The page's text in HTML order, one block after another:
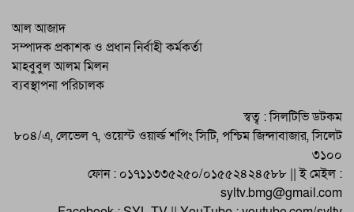
বিভিন্ন উপকমিটি গঠন
ওসমানীনগর উপজেলায় চেয়ার‌ম্যান পদে
আওয়ামী লীগ প্রার্থী শামীম আহমদ ভিপি
বিজয়ী<>জগন্নাথপুর উপজেলায় চেয়ার‌ম্যান
পদে আওয়ামী লীগ প্রার্থী আকমল হোসেন
বিজয়ের পথে<>বিশ্বনাথ পৌরসভায় মেয়র
আল আজাদ
সম্পাদক প্রকাশক ও প্রধান নির্বাহী কর্মকর্তা
মাহবুবুল আলম মিলন
ব্যবস্থাপনা পরিচালক
স্বত্ব : সিলটিভি ডটকম
৮০৪/এ, লেভেল ৭, ওয়েস্ট ওয়ার্ল্ড শপিং সিটি, পশ্চিম জিন্দাবাজার, সিলেট
৩১০০
ফোন : ০১৭১১৩৩৫২৫০/০১৫৫২৪২৪৫৮৮ || ই মেইল :
syltv.bmg@gmail.com